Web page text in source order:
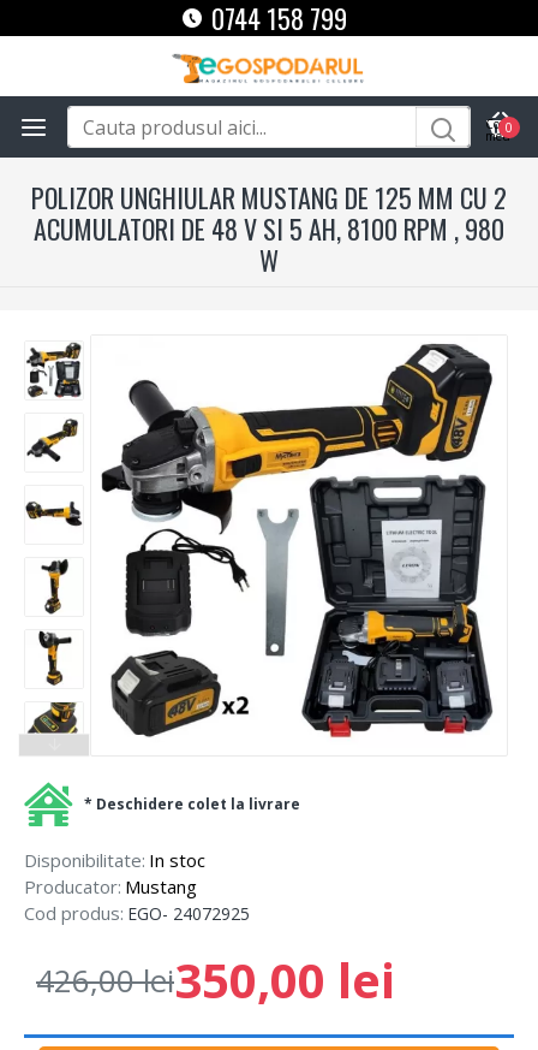
0744 158 799
0
POLIZOR UNGHIULAR MUSTANG DE 125 MM CU 2
ACUMULATORI DE 48 V SI 5 AH, 8100 RPM , 980
W
Disponibilitate: In stoc
Producator: Mustang
Cod produs: EGO- 24072925
350,00 lei
426,00 lei
* Deschidere colet la livrare